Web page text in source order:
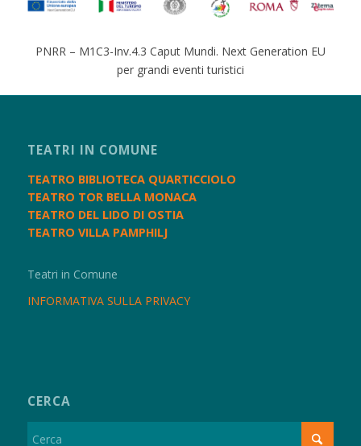
PNRR – M1C3-Inv.4.3 Caput Mundi. Next Generation EU
per grandi eventi turistici
TEATRI IN COMUNE
TEATRO BIBLIOTECA QUARTICCIOLO
TEATRO TOR BELLA MONACA
TEATRO DEL LIDO DI OSTIA
TEATRO VILLA PAMPHILJ
Teatri in Comune
INFORMATIVA SULLA PRIVACY
CERCA